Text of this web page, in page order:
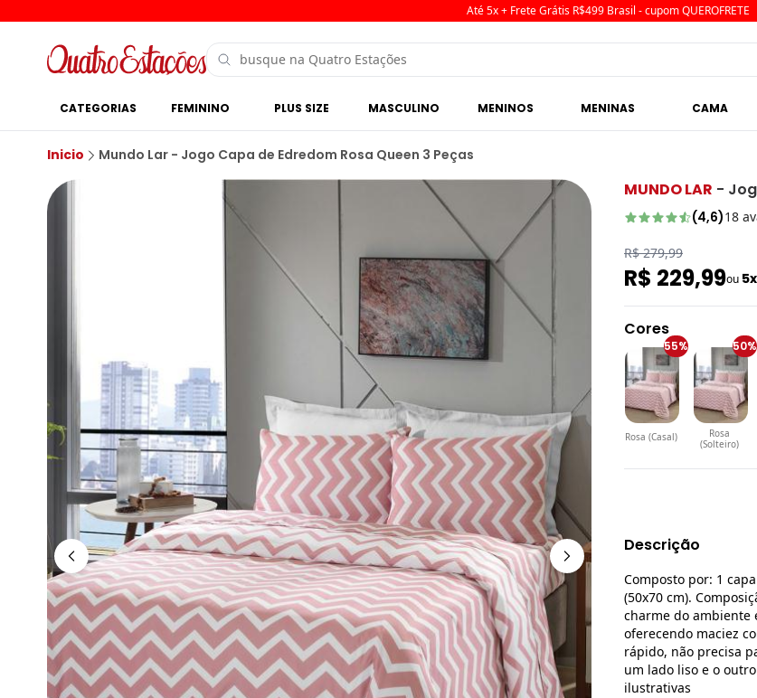
Até 5x + Frete Grátis R$499 Brasil - cupom QUEROFRETE
CATEGORIAS FEMININO PLUS SIZE MASCULINO MENINOS MENINAS CAMA
Inicio Mundo Lar - Jogo Capa de Edredom Rosa Queen 3 Peças
MUNDO LAR -
(4,6)18
R$ 279,99
R$ 229,99ou 5x
Cores
55%
Rosa (Casal)
50%
Rosa
(Solteiro)
Descrição
Composto por: 1
(50x70 cm).
charme do ambiente
oferecendo maciez
rápido, não precisa
um lado liso e o
ilustrativas